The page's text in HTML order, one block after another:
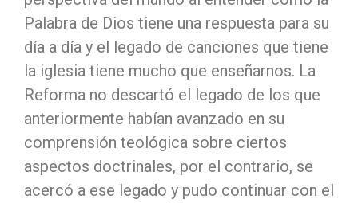
Palabra de Dios tiene una respuesta para su
día a día y el legado de canciones que tiene
la iglesia tiene mucho que enseñarnos. La
Reforma no descartó el legado de los que
anteriormente habían avanzado en su
comprensión teológica sobre ciertos
aspectos doctrinales, por el contrario, se
acercó a ese legado y pudo continuar con el